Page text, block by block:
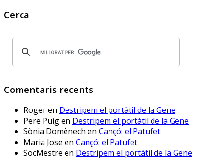
www.deia.eus/actualidad/s...
aprendizaje ‘online’
Workplace for Education
Seis centros educativos
públicos prueban IRADI,
una herramienta de
software libre cuyos
Cerca
Comentaris recents
Rogeren Destripem el portàtil de la Gene
Pere Puigen Destripem el portàtil de la Gene
Sònia Domènech en Cançó: el Patufet
Maria Jose en Cançó: el Patufet
SocMestre en Destripem el portàtil de la Gene